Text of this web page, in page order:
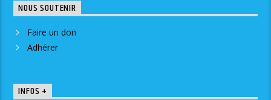
NOUS SOUTENIR
Faire un don
Adhérer
INFOS +